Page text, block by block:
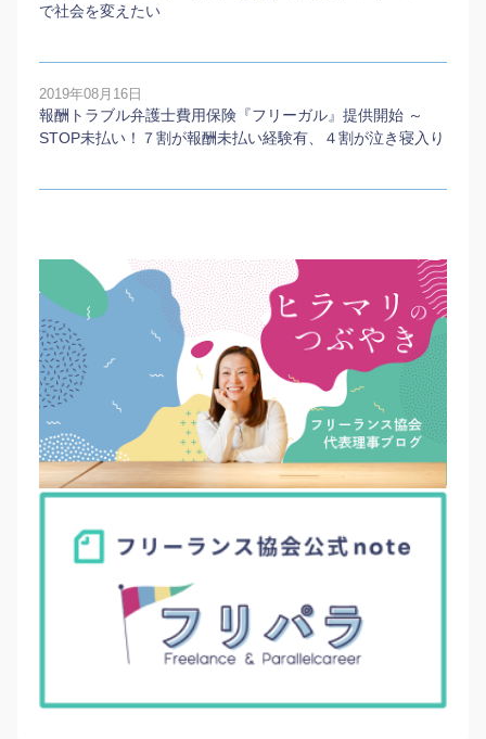
で社会を変えたい
2019年08月16日
報酬トラブル弁護士費用保険『フリーガル』提供開始 ～
STOP未払い！７割が報酬未払い経験有、４割が泣き寝入り